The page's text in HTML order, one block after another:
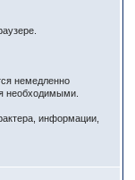
немедленно
необходимыми.
информации,